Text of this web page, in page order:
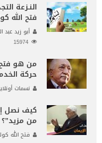
النـزعة
فتح الله
أبو زيد عبد
من هو
حركة
نسمات
كيف نصل
من مزيد”؟
فتح الله